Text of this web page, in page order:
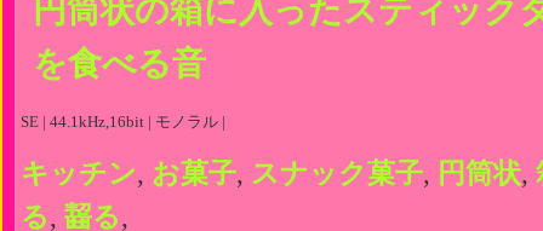
円筒状の箱に入ったスティック
を食べる音
SE | 44.1kHz,16bit | モノラル |
キッチン, お菓子, スナック菓子, 円筒状,
る, 齧る,